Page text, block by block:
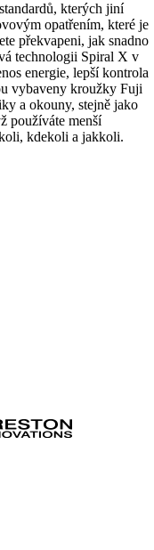
kterých jiní
opatřením, které je
překvapeni, jak snadno
technologii Spiral X v
energie, lepší kontrola
vybaveny kroužky Fuji
a okouny, stejně jako
používáte menší
kdekoli a jakkoli.